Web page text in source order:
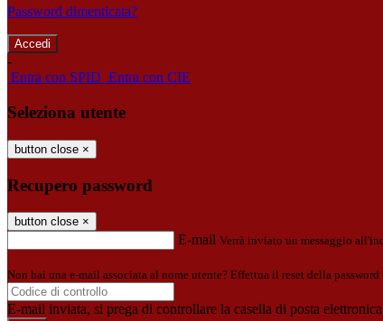
Password dimenticata?
-
Entra con SPID Entra con CIE
Seleziona utente
button close ×
Recupero password
button close ×
E-mail Verrà inviato un messaggio
Non hai una e-mail associata al nome utente? Effettua il reset della
E-mail inviata, si prega di controllare la casella di posta